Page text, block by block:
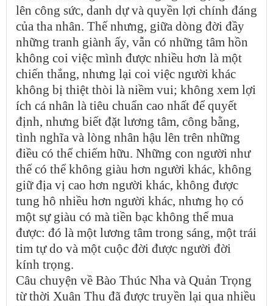
lên công sức, danh dự và quyền lợi chính đáng
của tha nhân. Thế nhưng, giữa dòng đời đầy
những tranh giành ấy, vẫn có những tâm hồn
không coi việc mình được nhiều hơn là một
chiến thắng, nhưng lại coi việc người khác
không bị thiệt thòi là niềm vui; không xem lợi
ích cá nhân là tiêu chuẩn cao nhất để quyết
định, nhưng biết đặt lương tâm, công bằng,
tình nghĩa và lòng nhân hậu lên trên những
điều có thể chiếm hữu. Những con người như
thế có thể không giàu hơn người khác, không
giữ địa vị cao hơn người khác, không được
tung hô nhiều hơn người khác, nhưng họ có
một sự giàu có mà tiền bạc không thể mua
được: đó là một lương tâm trong sáng, một trái
tim tự do và một cuộc đời được người đời
kính trọng.
Câu chuyện về Bào Thúc Nha và Quản Trọng
từ thời Xuân Thu đã được truyền lại qua nhiều